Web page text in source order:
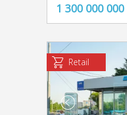
1 300 000 000
Retail